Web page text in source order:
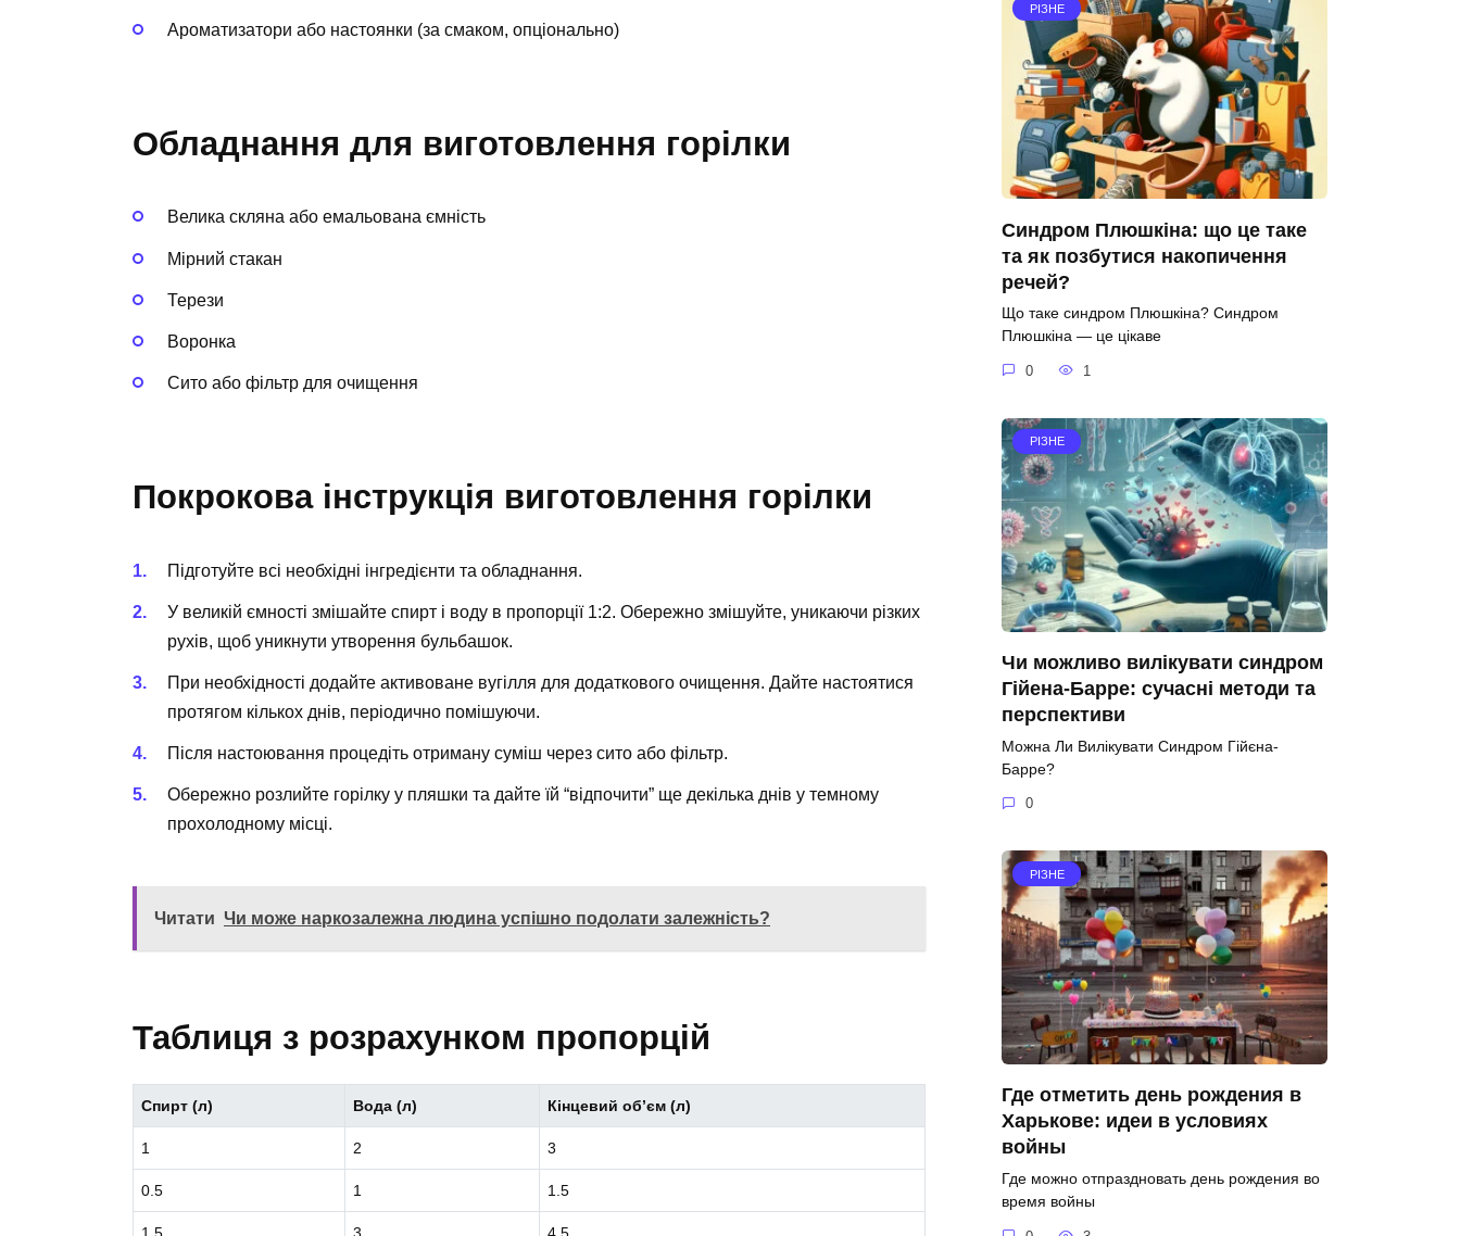
Ароматизатори або настоянки (за смаком, опціонально)
Обладнання для виготовлення горілки
Велика скляна або емальована ємність
Мірний стакан
Терези
Воронка
Сито або фільтр для очищення
Покрокова інструкція виготовлення горілки
Підготуйте всі необхідні інгредієнти та обладнання.
У великій ємності змішайте спирт і воду в пропорції 1:2. Обережно змішуйте, уникаючи різких
рухів, щоб уникнути утворення бульбашок.
При необхідності додайте активоване вугілля для додаткового очищення. Дайте настоятися
протягом кількох днів, періодично помішуючи.
Після настоювання процедіть отриману суміш через сито або фільтр.
Обережно розлийте горілку у пляшки та дайте їй “відпочити” ще декілька днів у темному
прохолодному місці.
Читати Чи може наркозалежна людина успішно подолати залежність?
Таблиця з розрахунком пропорцій
Спирт (л) Вода (л) Кінцевий об’єм (л)
1 2 3
0.5 1 1.5
1.5 3 4.5
РІЗНЕ
Синдром Плюшкіна: що це таке
та як позбутися накопичення
речей?
Що таке синдром Плюшкіна? Синдром
Плюшкіна — це цікаве
0 1
РІЗНЕ
Чи можливо вилікувати синдром
Гійена-Барре: сучасні методи та
перспективи
Можна Ли Вилікувати Синдром Гійєна-
Барре?
0
РІЗНЕ
Где отметить день рождения в
Харькове: идеи в условиях
войны
Где можно отпраздновать день рождения во
время войны